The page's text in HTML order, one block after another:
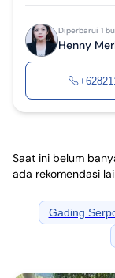
Diperbarui 1
Henny
Saat ini belum
ada rekomendasi
Gading